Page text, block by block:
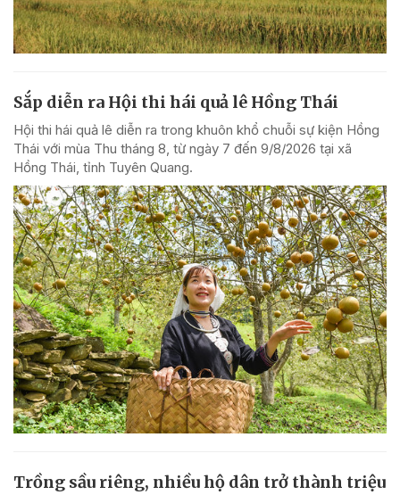
Sắp diễn ra Hội thi hái quả lê Hồng Thái
Hội thi hái quả lê diễn ra trong khuôn khổ chuỗi sự kiện Hồng
Thái với mùa Thu tháng 8, từ ngày 7 đến 9/8/2026 tại xã
Hồng Thái, tỉnh Tuyên Quang.
Trồng sầu riêng, nhiều hộ dân trở thành triệu